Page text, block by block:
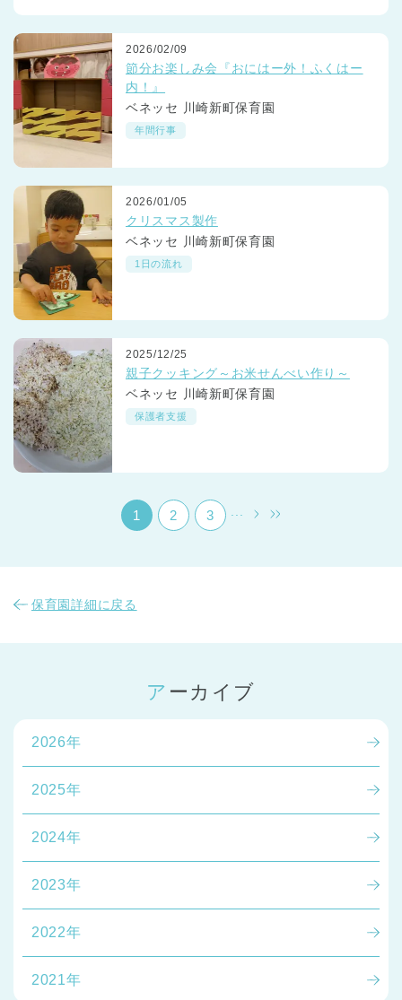
神奈川県
千葉県 千葉県 全域
2026/02/09
節分お楽しみ会『おにはー外！ふくはー
内！』
ベネッセ 川崎新町保育園
年間行事
2026/01/05
クリスマス製作
ベネッセ 川崎新町保育園
1日の流れ
2025/12/25
親子クッキング～お米せんべい作り～
ベネッセ 川崎新町保育園
保護者支援
1 2 3
保育園詳細に戻る
アーカイブ
2026年
2025年
2024年
2023年
2022年
2021年